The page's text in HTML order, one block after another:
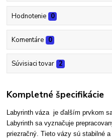
Hodnotenie 0
Komentáre 0
Súvisiaci tovar 2
Kompletné špecifikácie
Labyrinth váza je ďalším prvkom
Labyrinth sa vyznačuje
priezračný. Tieto vázy sú stabilné